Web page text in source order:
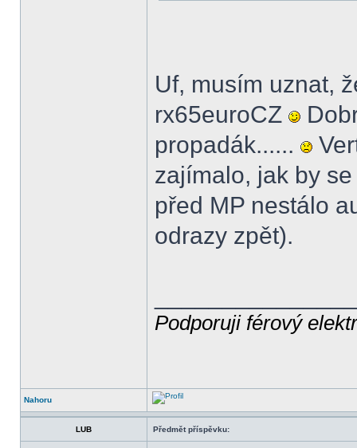
Uf, musím uznat,
rx65euroCZ
propadák......
zajímalo, jak by
před MP nestálo
odrazy zpět).
Podporuji férový
Nahoru
LUB Předmět příspěvku: